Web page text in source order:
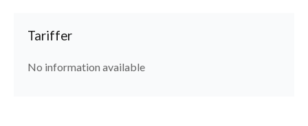
Tariffer
No information available